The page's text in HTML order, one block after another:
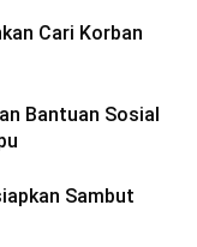
Cari Korban
Bantuan Sosial
Sambut